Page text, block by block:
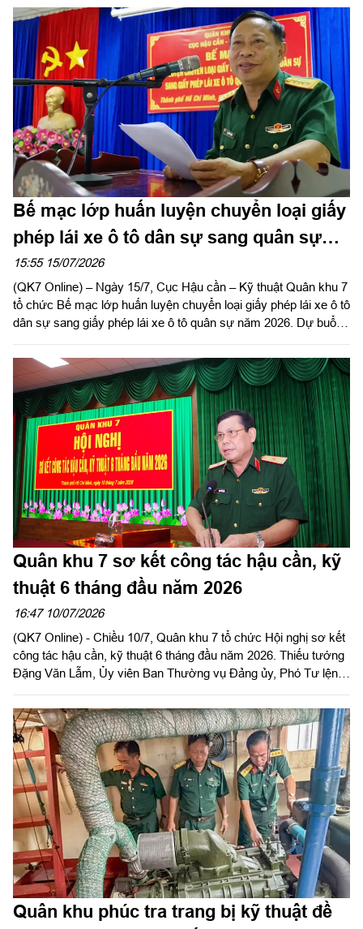
Nam Sơn, Chủ nhiệm Hậu cần – Kỹ thuật Quân khu; Đại tá
Phạm Ngọc Sơn, Chính ủy Cục Hậu cần – Kỹ thuật Quân khu.
Bế mạc lớp huấn luyện chuyển loại giấy
phép lái xe ô tô dân sự sang quân sự
năm 2026
15:55 15/07/2026
(QK7 Online) – Ngày 15/7, Cục Hậu cần – Kỹ thuật Quân khu 7
tổ chức Bế mạc lớp huấn luyện chuyển loại giấy phép lái xe ô tô
dân sự sang giấy phép lái xe ô tô quân sự năm 2026. Dự buổi
tải, Cục Hậu cần – Kỹ thuật Quân khu.
Quân khu 7 sơ kết công tác hậu cần, kỹ
thuật 6 tháng đầu năm 2026
16:47 10/07/2026
(QK7 Online) - Chiều 10/7, Quân khu 7 tổ chức Hội nghị sơ kết
công tác hậu cần, kỹ thuật 6 tháng đầu năm 2026. Thiếu tướng
Đặng Văn Lẫm, Ủy viên Ban Thường vụ Đảng ủy, Phó Tư lệnh
Chủ nhiệm Hậu cần - Kỹ thuật Quân khu chủ trì hội nghị.
Quân khu phúc tra trang bị kỹ thuật đề